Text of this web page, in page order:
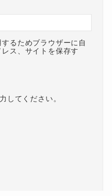
るためブラウザーに自
ス、サイトを保存す
してください。